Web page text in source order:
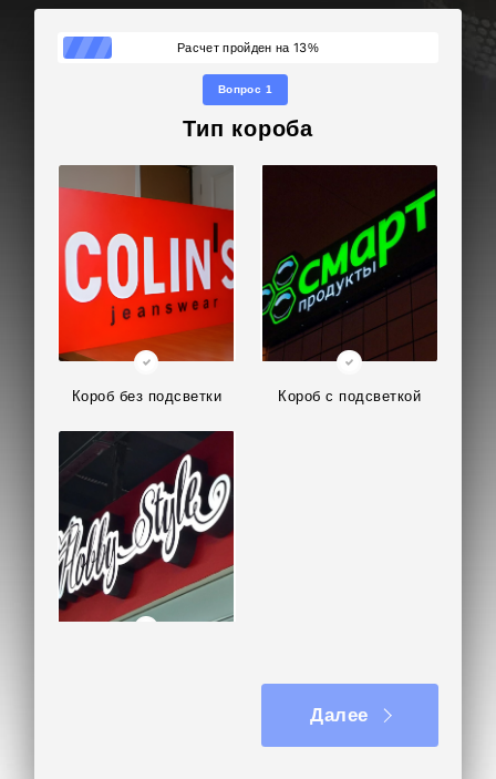
Расчет пройден на 13%
Вопрос 1
Тип короба
Короб без подсветки Короб с подсветкой
Далее